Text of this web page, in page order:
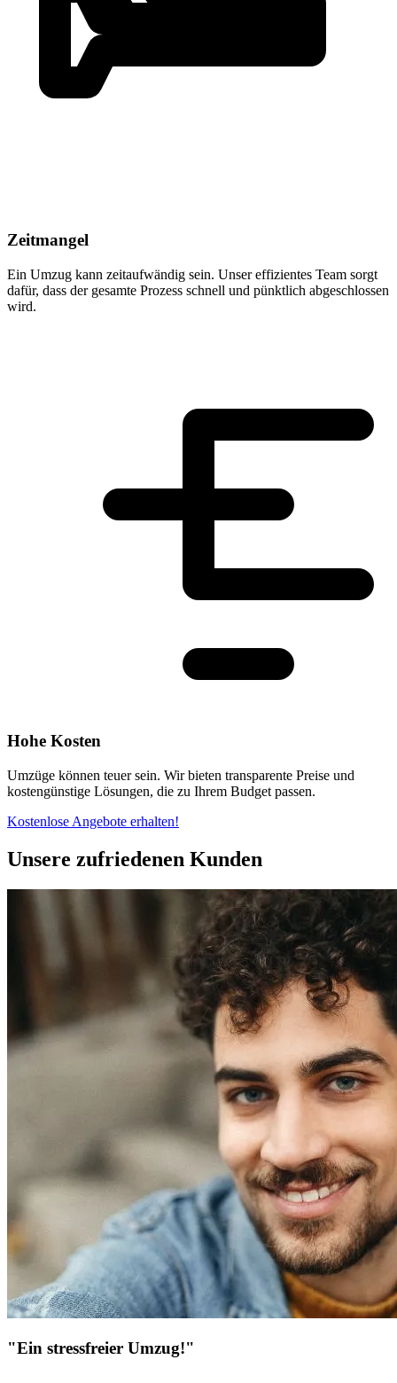
Zeitmangel
Ein Umzug kann zeitaufwändig sein. Unser effizientes Team sorgt
dafür, dass der gesamte Prozess schnell und pünktlich abgeschlossen
wird.
Hohe Kosten
Umzüge können teuer sein. Wir bieten transparente Preise und
kostengünstige Lösungen, die zu Ihrem Budget passen.
Kostenlose Angebote erhalten!
Unsere zufriedenen Kunden
"Ein stressfreier Umzug!"